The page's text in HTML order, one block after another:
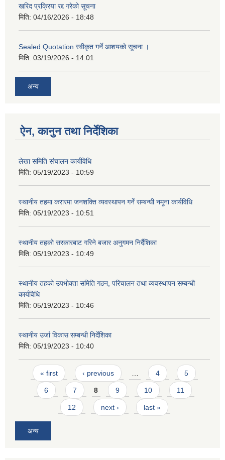
खरिद प्रक्रिया रद्द गरेको सूचना
मिति: 04/16/2026 - 18:48
Sealed Quotation स्वीकृत गर्ने आशयको सूचना ।
मिति: 03/19/2026 - 14:01
अन्य
ऐन, कानुन तथा निर्देशिका
लेखा समिति संचालन कार्यविधि
मिति: 05/19/2023 - 10:59
स्थानीय तहमा करारमा जनशक्ति व्यवस्थापन गर्ने सम्बन्धी नमूना कार्यविधि
मिति: 05/19/2023 - 10:51
स्थानीय तहको सरकारबाट गरिने बजार अनुगमन निर्दैशिका
मिति: 05/19/2023 - 10:49
स्थानीय तहको उपभोक्ता समिति गठन, परिचालन तथा व्यवस्थापन सम्बन्धी
कार्यविधि
मिति: 05/19/2023 - 10:46
स्थानीय उर्जा विकास सम्बन्धी निर्देशिका
मिति: 05/19/2023 - 10:40
Pages
« first ‹ previous … 4 5
6 7 8 9 10 11
12 next › last »
अन्य